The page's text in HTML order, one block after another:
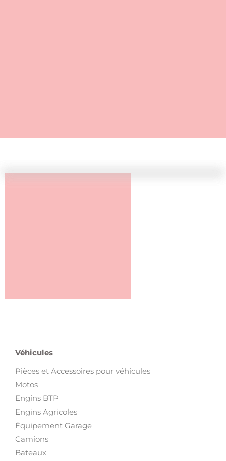
Véhicules
Pièces et Accessoires pour véhicules
Motos
Engins BTP
Engins Agricoles
Équipement Garage
Camions
Bateaux